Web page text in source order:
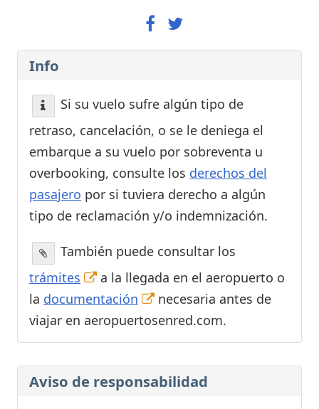
Info
Si su vuelo sufre algún tipo de
retraso, cancelación, o se le deniega el
embarque a su vuelo por sobreventa u
overbooking, consulte los derechos del
pasajero por si tuviera derecho a algún
tipo de reclamación y/o indemnización.
También puede consultar los
trámites
a la llegada en el aeropuerto o
la documentación
necesaria antes de
viajar en aeropuertosenred.com.
Aviso de responsabilidad